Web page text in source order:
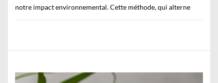
notre impact environnemental. Cette méthode, qui alterne